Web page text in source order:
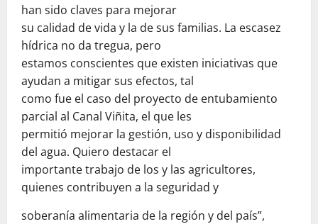
han sido claves para mejorar
su calidad de vida y la de sus familias. La escasez
hídrica no da tregua, pero
estamos conscientes que existen iniciativas que
ayudan a mitigar sus efectos, tal
como fue el caso del proyecto de entubamiento
parcial al Canal Viñita, el que les
permitió mejorar la gestión, uso y disponibilidad
del agua. Quiero destacar el
importante trabajo de los y las agricultores,
quienes contribuyen a la seguridad y
soberanía alimentaria de la región y del país”,